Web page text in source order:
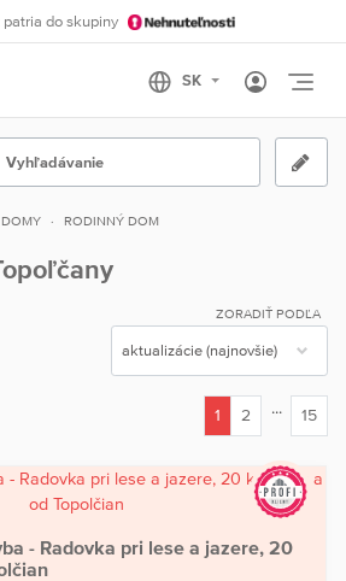
patria do skupiny
Vyhľadávanie
DOMY RODINNÝ DOM
ZORADIŤ PODĽA
1
2 ... 15
- Radovka pri lese a jazere, 20